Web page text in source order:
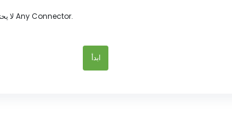
لا يحتاج موزع الطعام الخاص بك إلى أن يكون جزيرة. تعظيم قيمة حلول عملك اليوم مع تكامل Any Connector.
ابدأ